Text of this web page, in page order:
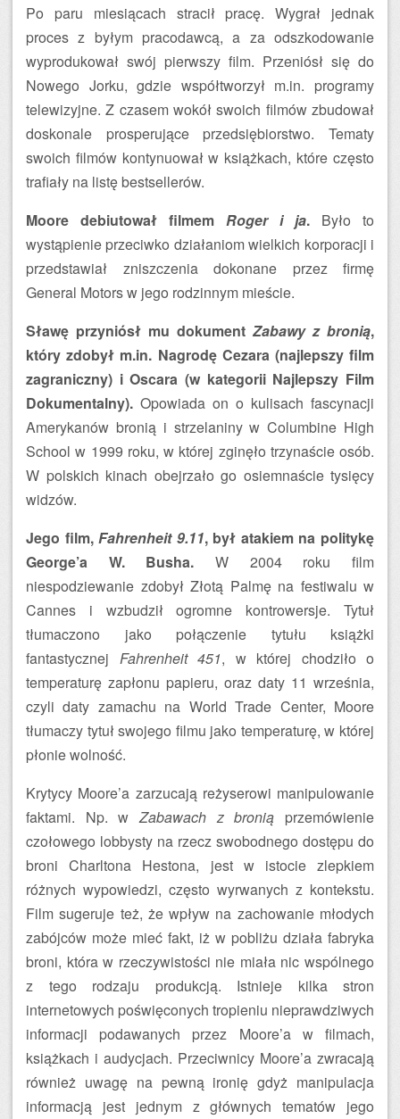
Po paru miesiącach stracił pracę. Wygrał jednak
proces z byłym pracodawcą, a za odszkodowanie
wyprodukował swój pierwszy film. Przeniósł się do
Nowego Jorku, gdzie współtworzył m.in. programy
telewizyjne. Z czasem wokół swoich filmów zbudował
doskonale prosperujące przedsiębiorstwo. Tematy
swoich filmów kontynuował w książkach, które często
trafiały na listę bestsellerów.
Moore debiutował filmem Roger i ja. Było to
wystąpienie przeciwko działaniom wielkich korporacji i
przedstawiał zniszczenia dokonane przez firmę
General Motors w jego rodzinnym mieście.
Sławę przyniósł mu dokument Zabawy z bronią,
który zdobył m.in. Nagrodę Cezara (najlepszy film
zagraniczny) i Oscara (w kategorii Najlepszy Film
Dokumentalny). Opowiada on o kulisach fascynacji
Amerykanów bronią i strzelaniny w Columbine High
School w 1999 roku, w której zginęło trzynaście osób.
W polskich kinach obejrzało go osiemnaście tysięcy
widzów.
Jego film,Fahrenheit 9.11, był atakiem na politykę
George’a W. Busha. W 2004 roku film
niespodziewanie zdobył Złotą Palmę na festiwalu w
Cannes i wzbudził ogromne kontrowersje. Tytuł
tłumaczono jako połączenie tytułu książki
fantastycznej Fahrenheit 451, w której chodziło o
temperaturę zapłonu papieru, oraz daty 11 września,
czyli daty zamachu na World Trade Center, Moore
tłumaczy tytuł swojego filmu jako temperaturę, w której
płonie wolność.
Krytycy Moore’a zarzucają reżyserowi manipulowanie
faktami. Np. wZabawach z bronią przemówienie
czołowego lobbysty na rzecz swobodnego dostępu do
broni Charltona Hestona, jest w istocie zlepkiem
różnych wypowiedzi, często wyrwanych z kontekstu.
Film sugeruje też, że wpływ na zachowanie młodych
zabójców może mieć fakt, iż w pobliżu działa fabryka
broni, która w rzeczywistości nie miała nic wspólnego
z tego rodzaju produkcją. Istnieje kilka stron
internetowych poświęconych tropieniu nieprawdziwych
informacji podawanych przez Moore’a w filmach,
książkach i audycjach. Przeciwnicy Moore’a zwracają
również uwagę na pewną ironię gdyż manipulacja
informacją jest jednym z głównych tematów jego